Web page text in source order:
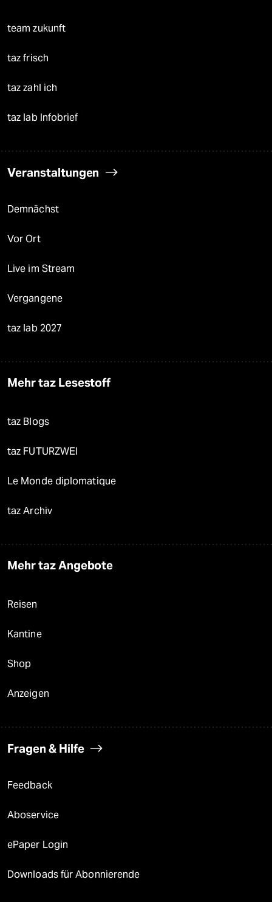
team zukunft
taz frisch
taz zahl ich
taz lab Infobrief
Veranstaltungen
Demnächst
Vor Ort
Live im Stream
Vergangene
taz lab 2027
Mehr taz Lesestoff
taz Blogs
taz FUTURZWEI
Le Monde diplomatique
taz Archiv
Mehr taz Angebote
Reisen
Kantine
Shop
Anzeigen
Fragen & Hilfe
Feedback
Aboservice
ePaper Login
Downloads für Abonnierende